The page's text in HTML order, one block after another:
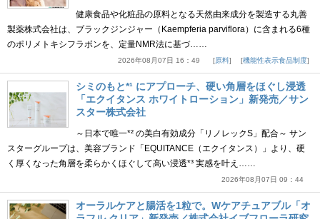
健康食品や化粧品の原料となる天然由来成分を製造する丸善
製薬株式会社は、ブラックジンジャー（Kaempferia parviflora）に含まれる6種
のポリメトキシフラボンを、定量NMR法に基づ……
2026年08月07日 16：49 原料 機能性表示食品制度
シミのもと*¹ にアプローチ、硬い角層をほぐし浸透
「エクイタンス ホワイトローション」新発売／サン
スター株式会社
～日本で唯一*² の美白有効成分「リノレックS」配合～ サン
スターグループは、美容ブランド「EQUITANCE（エクイタンス）」より、硬
く厚くなった角層を柔らかくほぐして高い浸透*³ 実感を叶え……
2026年08月07日 09：44
オーラルケアと腸活を1粒で。Wケアチュアブル「オ